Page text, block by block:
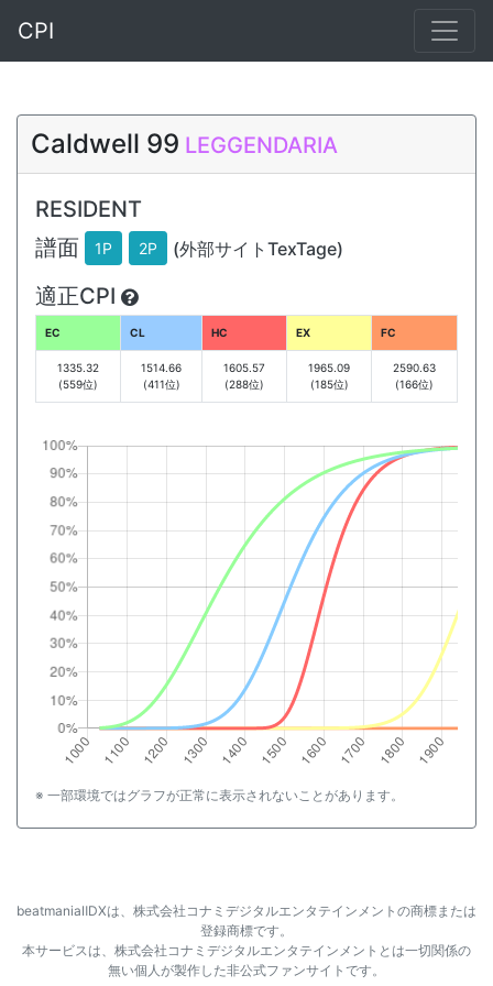
CPI
Caldwell 99 LEGGENDARIA
RESIDENT
譜面
1P 2P (外部サイトTexTage)
適正CPI
EC CL HC EX FC
1335.32
(559位)
1514.66
(411位)
1605.57
(288位)
1965.09
(185位)
2590.63
(166位)
※ 一部環境ではグラフが正常に表示されないことがあります。
beatmaniaⅡDXは、株式会社コナミデジタルエンタテインメントの商標または
登録商標です。
本サービスは、株式会社コナミデジタルエンタテインメントとは一切関係の
無い個人が製作した非公式ファンサイトです。